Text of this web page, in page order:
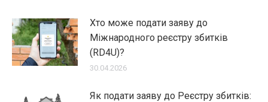
Хто може подати заяву до
Міжнародного реєстру збитків
(RD4U)?
30.04.2026
Як подати заяву до Реєстру збитків: